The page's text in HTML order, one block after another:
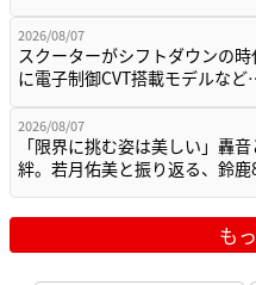
2026/08/07
スクーターがシフトダウンの
に電子制御CVT搭載モデルな
2026/08/07
「限界に挑む姿は美しい」轟
絆。若月佑美と振り返る、鈴
も